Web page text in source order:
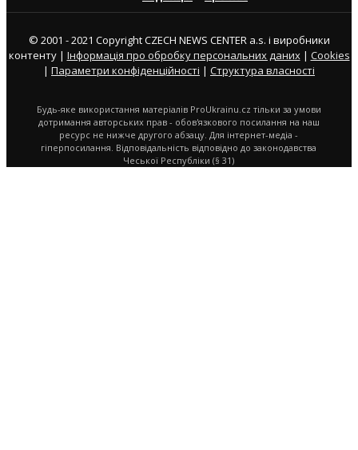
© 2001 - 2021 Copyright CZECH NEWS CENTER a.s. і виробники
контенту | Інформація про обробку персональних даних| Cookies
| Параметри конфіденційності | Структура власності
Будь-яке використання матеріалів ProUkrainu.cz тільки за умови
дотримання авторських прав - обов'язкового посилання на наш
ресурс не нижче другого абзацу. Для інтернет-медіа -
гіперпосилання. Відповідальність відповідно до законодавства
Чеської Республіки (§ 31)